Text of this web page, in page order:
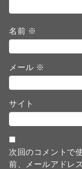
名前 ※
メール ※
サイト
次回のコメントで
前、メールアドレ